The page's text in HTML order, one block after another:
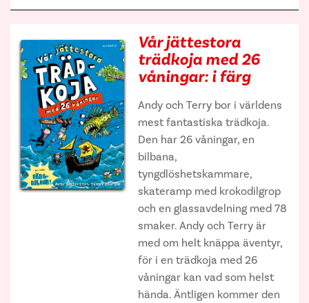
Vår jättestora
trädkoja med 26
våningar: i färg
Andy och Terry bor i världens
mest fantastiska trädkoja.
Den har 26 våningar, en
bilbana,
tyngdlöshetskammare,
skateramp med krokodilgrop
och en glassavdelning med 78
smaker. Andy och Terry är
med om helt knäppa äventyr,
för i en trädkoja med 26
våningar kan vad som helst
hända. Äntligen kommer den